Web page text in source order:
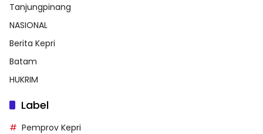
Tanjungpinang
NASIONAL
Berita Kepri
Batam
HUKRIM
Label
Pemprov Kepri